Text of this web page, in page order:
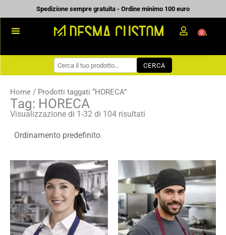
al
contenuto
Spedizione sempre gratuita - Ordine minimo 100 euro
WORKWEAR
COME ORDINARE
PREVENTIVI
CONTATTI
0
CERCA
Home / Prodotti taggati “HORECA”
Tag: HORECA
Visualizzazione di 1-32 di 104 risultati
Fascia
prezzo:
da
3,48 €
a
4,97 €
Fascia
di
prezzo:
da
4,31 €
a
6,16 €